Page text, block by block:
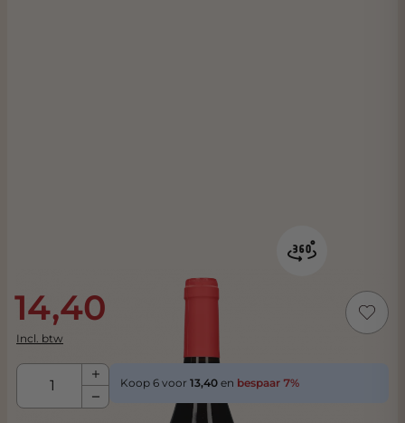
14,40
Incl. btw
Aantal
Koop 6 voor 13,40 en bespaar 7%